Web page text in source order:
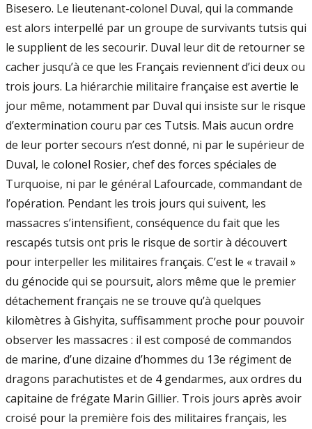
Bisesero. Le lieutenant-colonel Duval, qui la commande
est alors interpellé par un groupe de survivants tutsis qui
le supplient de les secourir. Duval leur dit de retourner se
cacher jusqu’à ce que les Français reviennent d’ici deux ou
trois jours. La hiérarchie militaire française est avertie le
jour même, notamment par Duval qui insiste sur le risque
d’extermination couru par ces Tutsis. Mais aucun ordre
de leur porter secours n’est donné, ni par le supérieur de
Duval, le colonel Rosier, chef des forces spéciales de
Turquoise, ni par le général Lafourcade, commandant de
l’opération. Pendant les trois jours qui suivent, les
massacres s’intensifient, conséquence du fait que les
rescapés tutsis ont pris le risque de sortir à découvert
pour interpeller les militaires français. C’est le « travail »
du génocide qui se poursuit, alors même que le premier
détachement français ne se trouve qu’à quelques
kilomètres à Gishyita, suffisamment proche pour pouvoir
observer les massacres : il est composé de commandos
de marine, d’une dizaine d’hommes du 13e régiment de
dragons parachutistes et de 4 gendarmes, aux ordres du
capitaine de frégate Marin Gillier. Trois jours après avoir
croisé pour la première fois des militaires français, les